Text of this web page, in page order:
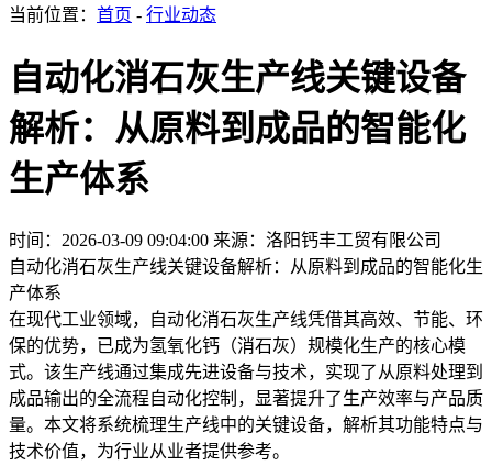
当前位置： 首页 - 行业动态
自动化消石灰生产线关键设备
解析：从原料到成品的智能化
生产体系
时间：2026-03-09 09:04:00 来源：洛阳钙丰工贸有限公司
自动化消石灰生产线关键设备解析：从原料到成品的智能化生
产体系
在现代工业领域，自动化消石灰生产线凭借其高效、节能、环
保的优势，已成为氢氧化钙（消石灰）规模化生产的核心模
式。该生产线通过集成先进设备与技术，实现了从原料处理到
成品输出的全流程自动化控制，显著提升了生产效率与产品质
量。本文将系统梳理生产线中的关键设备，解析其功能特点与
技术价值，为行业从业者提供参考。